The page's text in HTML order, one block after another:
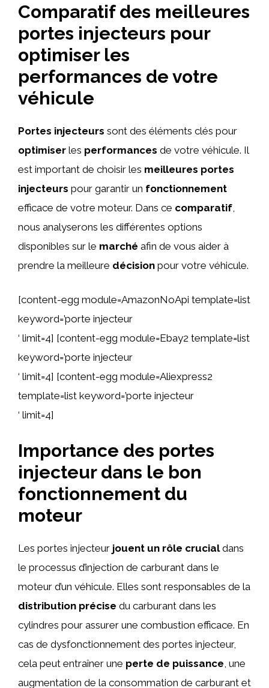
Comparatif des meilleures
portes injecteurs pour
optimiser les
performances de votre
véhicule
Portes injecteurs sont des éléments clés pour
optimiser les performances de votre véhicule. Il
est important de choisir les meilleures portes
injecteurs pour garantir un fonctionnement
efficace de votre moteur. Dans ce comparatif
nous analyserons les différentes options
disponibles sur le marché afin de vous aider à
prendre la meilleure décision pour votre véhicule.
[content-egg module=AmazonNoApi template=list
keyword=’porte injecteur
‘ limit=4] [content-egg module=Ebay2 template=list
keyword=’porte injecteur
‘ limit=4] [content-egg module=Aliexpress2
template=list keyword=’porte injecteur
‘ limit=4]
Importance des portes
injecteur dans le bon
fonctionnement du
moteur
Les portes injecteur jouent un rôle crucialdans
le processus d’injection de carburant dans le
moteur d’un véhicule. Elles sont responsables de la
distribution précise du carburant dans les
cylindres pour assurer une combustion efficace. En
cas de dysfonctionnement des portes injecteur,
cela peut entraîner une perte de puissance , une
augmentation de la consommation de carburant et